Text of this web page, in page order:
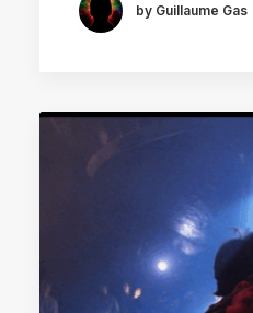
by Guillaume Gas